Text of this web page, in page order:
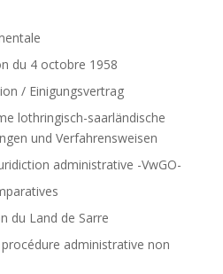
du 4 octobre 1958
/ Einigungsvertrag
lothringisch-saarländische
und Verfahrensweisen
administrative -VwGO-
du Land de Sarre
procédure administrative non